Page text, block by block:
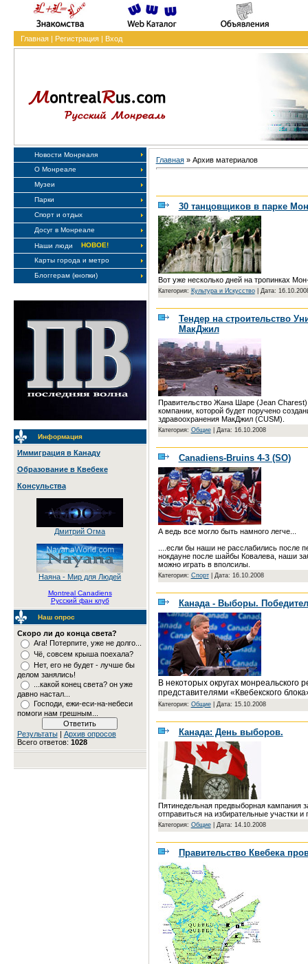
Главная| Регистрация| Вход
Новости Монреаля
О Монреале
Музеи
Парки
Спорт и отдых
Досуг в Монреале
Наши люди
НОВОЕ!
Карты города и метро
Блоггерам (кнопки)
Информация
Иммиграция в Канаду
Образование в Квебеке
Консульства
Дмитрий Огма
Наяна - Мир для Людей
Montreal Canadiens
Русский фан клуб
Наш опрос
Скоро ли до конца света?
Ага! Потерпите, уже не долго...
Чё, совсем крыша поехала?
Нет, его не будет - лучше бы
делом занялись!
...какой конец света? он уже
давно настал...
Господи, ежи-еси-на-небеси
помоги нам грешным...
Результаты| Архив опросов
Всего ответов: 1028
Главная» Архив материалов
30 танцовщиков в парке
Вот уже несколько дней на тропинках
Категория: Культура и Искусство| Дата:
Тендер на строительство
МакДжил
Правительство Жана Шаре (Jean Charest)
компании, которой будет поручено
здравоохранения МакДжил (CUSM).
Категория: Общие| Дата: 16.10.2008
Canadiens-Bruins 4-3 (SO)
А ведь все могло быть намного легче...
....если бы наши не расслабились после
нокдауне после шайбы Ковалева, наши
можно играть в вполсилы.
Категория: Спорт| Дата: 16.10.2008
Канада - Выборы.
В некоторых округах монреальского
представителями «Квебекского
Категория: Общие| Дата: 15.10.2008
Канада: День выборов.
Пятинедельная предвыборная кампания
отправиться на избирательные участки и
Категория: Общие| Дата: 14.10.2008
Правительство Квебека